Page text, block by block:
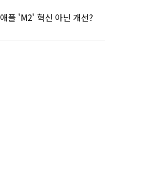
애플 'M2' 혁신 아닌 개선?